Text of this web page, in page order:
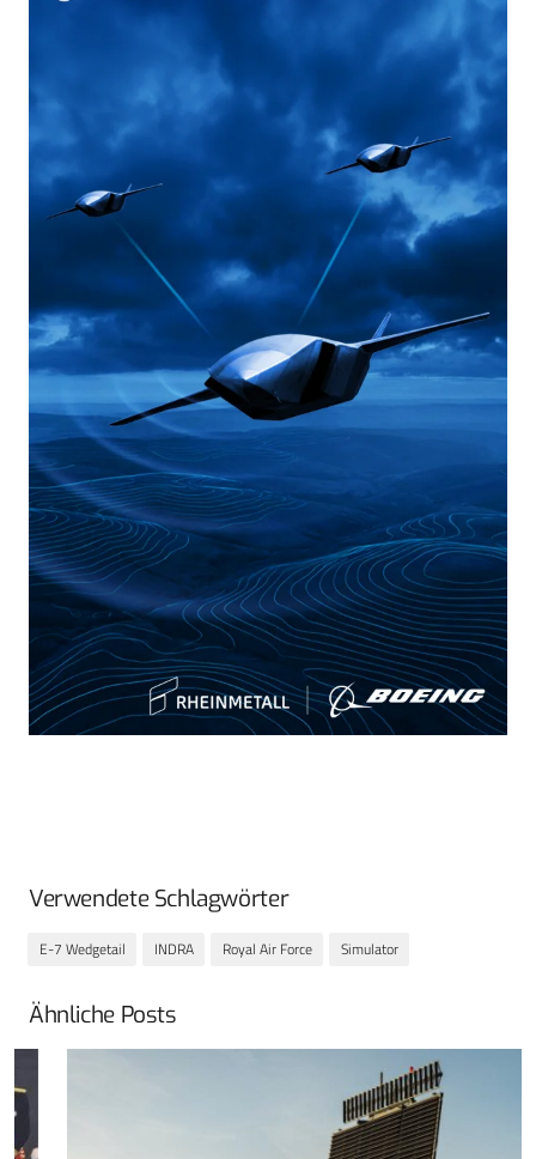
Verwendete Schlagwörter
E-7 Wedgetail INDRA Royal Air Force Simulator
Ähnliche Posts